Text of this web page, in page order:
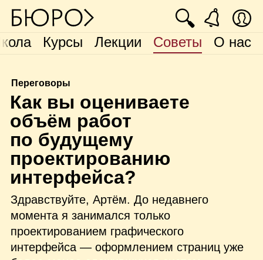
Курсы Лекции Советы О нас
🔍
Переговоры
Как вы оцениваете
объём работ
по будущему
проектированию
интерфейса?
Здравствуйте, Артём. До недавнего
момента я занимался только
проектированием графического
интерфейса — оформлением страниц уже